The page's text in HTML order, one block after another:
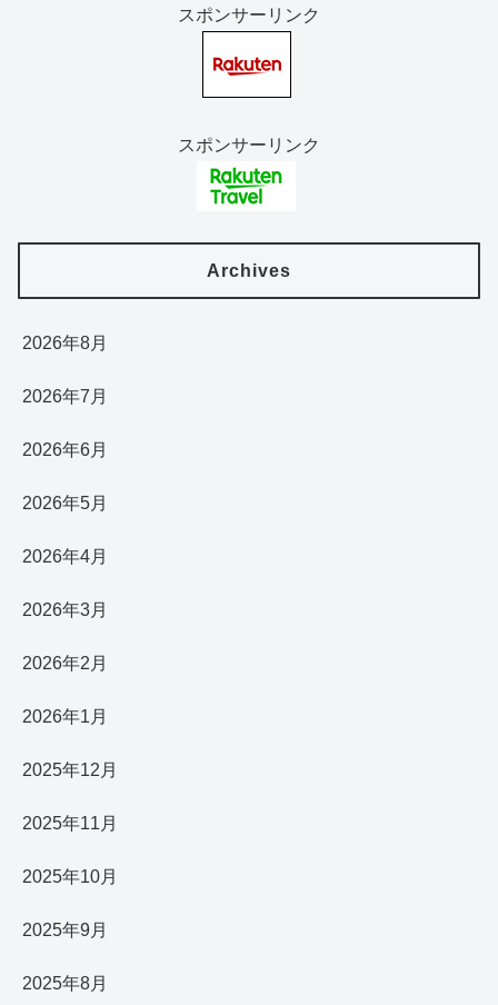
スポンサーリンク
スポンサーリンク
Archives
2026年8月
2026年7月
2026年6月
2026年5月
2026年4月
2026年3月
2026年2月
2026年1月
2025年12月
2025年11月
2025年10月
2025年9月
2025年8月